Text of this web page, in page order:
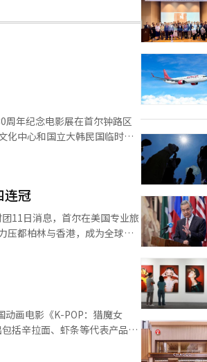
周年纪念电影展在首尔钟路区
化中心和国立大韩民国临时政
回顾了1945年抗战胜利及大韩
当前国际局势复杂，少数势力
报勋处处
亲历者的记忆铭记历史，将
与胜利凝聚了无数无名先烈的
步加强文化交流、增进民心相
韩国原创音乐剧《阿里郎——
迹。
连冠
11日消息，首尔在美国专业旅
都柏林与香港，成为全球MZ
四年
热潮、首尔独特的都市氛围、
，以首尔为背
美妆元素，进一步凸显首尔多
画电影《K-POP：猎魔女
括辛拉面、虾条等代表产品的